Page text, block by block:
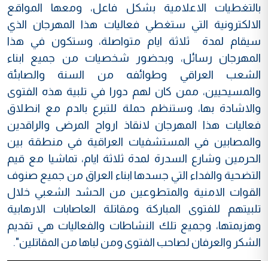
بالتغطيات الاعلامية بشكل فاعل، ومعها المواقع
الالكترونية التي ستغطي فعاليات هذا المهرجان الذي
سيقام لمدة ثلاثة ايام متواصلة، وستكون في هذا
المهرجان رسائل، وبحضور شخصيات من جميع ابناء
الشعب العراقي وطوائفه من السنة والصابئة
والمسيحيين، ممن كان لهم دورا في تلبية هذه الفتوى
والاشادة بها، وستنظم حملة للتبرع بالدم مع انطلاق
فعاليات هذا المهرجان لانقاذ ارواح المرضى والراقدين
والمصابين في المستشفيات العراقية في منطقة بين
الحرمين وشارع السدرة لمدة ثلاثة ايام، تماشيا مع قيم
التضحية والفداء التي جسدها ابناء العراق من جميع صنوف
القوات الامنية والمتطوعين من الحشد الشعبي خلال
تلبيتهم للفتوى المباركة ومقاتلة العاصابات الارهابية
وهزيمتها، وجميع تلك النشاطات والفعاليات هي تقديم
الشكر والعرفان لصاحب الفتوى ومن لباها من المقاتلين".